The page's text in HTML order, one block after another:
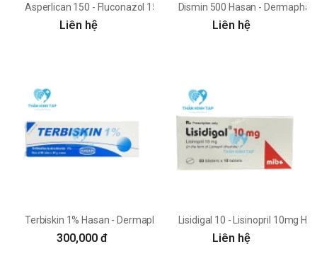
Asperlican 150 - Fluconazol 150mg Hasan-Dermapharm
Liên hệ
Dismin 500 Hasan -
Liên hệ
Terbiskin 1% Hasan - Dermapharm
300,000 đ
Lisidigal 10 - Lisinopril 10mg
Liên hệ